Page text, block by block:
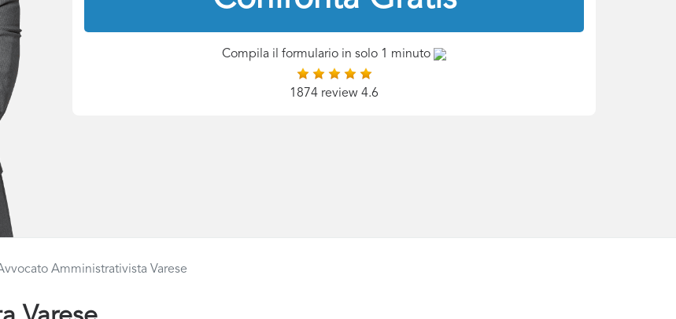
Compila il formulario in solo 1 minuto
1874 review 4.6
Amministrativista Varese